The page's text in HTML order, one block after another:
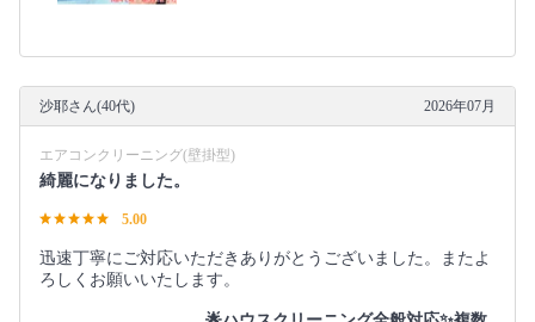
沙耶さん(40代) 2026年07月
エアコンクリーニング(壁掛型)
綺麗になりました。
5.00
迅速丁寧にご対応いただきありがとうございました。またよ
ろしくお願いいたします。